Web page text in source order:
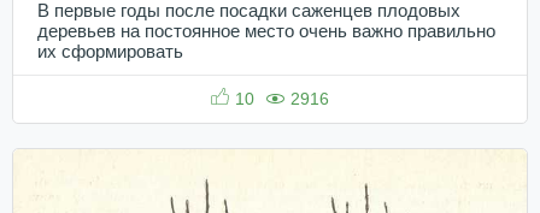
В первые годы после посадки саженцев плодовых
деревьев на постоянное место очень важно правильно
их сформировать
10 2916